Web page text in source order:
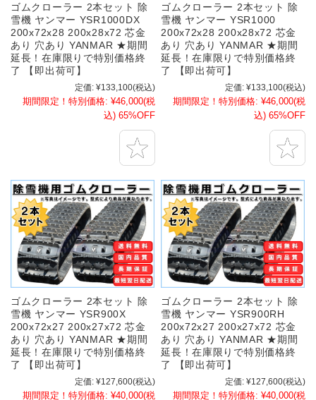
ゴムクローラー 2本セット 除
雪機 ヤンマー YSR1000DX
200x72x28 200x28x72 芯金
あり 穴あり YANMAR ★期間
延長！在庫限りで特別価格終
了 【即出荷可】
定価: ¥133,100(税込)
期間限定！特別価格: ¥46,000(税
込) 65%OFF
ゴムクローラー 2本セット 除
雪機 ヤンマー YSR1000
200x72x28 200x28x72 芯金
あり 穴あり YANMAR ★期間
延長！在庫限りで特別価格終
了 【即出荷可】
定価: ¥133,100(税込)
期間限定！特別価格: ¥46,000(税
込) 65%OFF
ゴムクローラー 2本セット 除
雪機 ヤンマー YSR900X
200x72x27 200x27x72 芯金
あり 穴あり YANMAR ★期間
延長！在庫限りで特別価格終
了 【即出荷可】
定価: ¥127,600(税込)
期間限定！特別価格: ¥40,000(税
ゴムクローラー 2本セット 除
雪機 ヤンマー YSR900RH
200x72x27 200x27x72 芯金
あり 穴あり YANMAR ★期間
延長！在庫限りで特別価格終
了 【即出荷可】
定価: ¥127,600(税込)
期間限定！特別価格: ¥40,000(税